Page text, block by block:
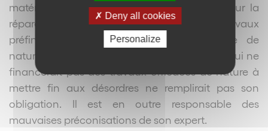
matérielle des ouvrages. La garantie porte sur la
réparation intégrale des dommages. Les travaux
préfinancés doivent en conséquence être de
nature à mettre fin aux désordres. L’assureur qui ne
financerait pas des travaux efficaces de nature à
mettre fin aux désordres ne remplirait pas son
obligation. Il est en outre responsable des
mauvaises préconisations de son expert.
Deny all cookies
Personalize